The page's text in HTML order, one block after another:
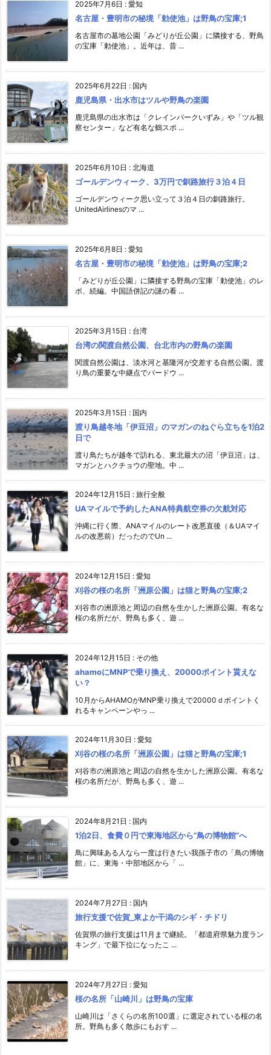
2025年7月6日 : 愛知
名古屋・豊明市の秘境「勅使池」は野鳥の宝庫;1
名古屋市の墓地公園「みどりが丘公園」に隣接する、野鳥
の宝庫「勅使池」。近年は、昔 ...
2025年6月22日 : 国内
鹿児島県・出水市はツルや野鳥の楽園
鹿児島県の出水市は「クレインパークいずみ」や「ツル観
察センター」など有名な鶴スポ ...
2025年6月10日 : 北海道
ゴールデンウィーク、3万円で釧路旅行３泊４日
ゴールデンウィーク思い立って３泊４日の釧路旅行。
UnitedAirlinesのマ ...
2025年6月8日 : 愛知
名古屋・豊明市の秘境「勅使池」は野鳥の宝庫;2
「みどりが丘公園」に隣接する野鳥の宝庫「勅使池」のレ
ポ、続編。中国語併記の謎の看 ...
2025年3月15日 : 台湾
台湾の関渡自然公園、台北市内の野鳥の楽園
関渡自然公園は、淡水河と基隆河が交差する自然公園。渡
り鳥の重要な中継点でバードウ ...
2025年3月15日 : 国内
渡り鳥越冬地「伊豆沼」のマガンのねぐら立ちを1泊2
日で
渡り鳥たちが越冬で訪れる、東北最大の沼「伊豆沼」は、
マガンとハクチョウの聖地。中 ...
2024年12月15日 : 旅行全般
UAマイルで予約したANA特典航空券の欠航対応
沖縄に行く際、ANAマイルのレート改悪直後（＆UAマイ
ルの改悪前）だったのでUn ...
2024年12月15日 : 愛知
刈谷の桜の名所「洲原公園」は猫と野鳥の宝庫;2
刈谷市の洲原池と周辺の自然を生かした洲原公園。有名な
桜の名所だが、野鳥も多く、遊 ...
2024年12月15日 : その他
ahamoにMNPで乗り換え、20000ポイント貰えな
い？
10月からAHAMOがMNP乗り換えで20000ｄポイントく
れるキャンペーンやっ ...
2024年11月30日 : 愛知
刈谷の桜の名所「洲原公園」は猫と野鳥の宝庫;1
刈谷市の洲原池と周辺の自然を生かした洲原公園。有名な
桜の名所だが、野鳥も多く、遊 ...
2024年8月21日 : 国内
1泊2日、食費０円で東海地区から”鳥の博物館”へ
鳥に興味ある人なら一度は行きたい我孫子市の「鳥の博物
館」に、東海・中部地区から「 ...
2024年7月27日 : 国内
旅行支援で佐賀_東よか干潟のシギ・チドリ
佐賀県の旅行支援は11月まで継続。「都道府県魅力度ラン
キング」で最下位になったこ ...
2024年7月27日 : 愛知
桜の名所「山崎川」は野鳥の宝庫
山崎川は「さくらの名所100選」に選定されている桜の名
所。野鳥も多く散歩にもおす ...